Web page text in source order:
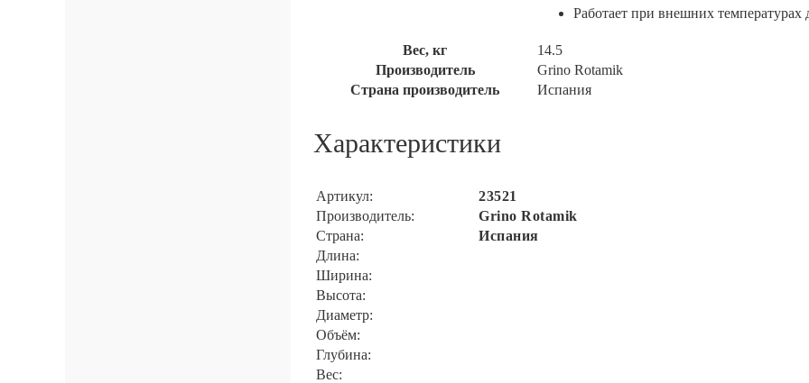
Работает при внешних температурах
Вес, кг
14.5
Производитель
Grino Rotamik
Страна производитель
Испания
Характеристики
Артикул:
23521
Производитель:
Grino Rotamik
Страна:
Испания
Длина:
Ширина:
Высота:
Диаметр:
Объём:
Глубина:
Вес: